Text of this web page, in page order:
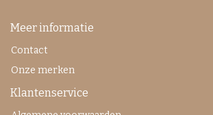
Meer informatie
Contact
Onze merken
Klantenservice